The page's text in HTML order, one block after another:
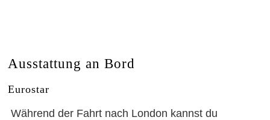
Ausstattung an Bord
Eurostar
Während der Fahrt nach London kannst du